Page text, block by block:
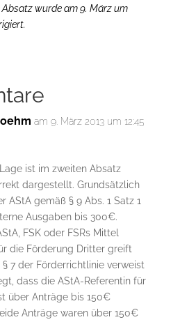
wurde am 9. März um
am 9. März 2013 um 12:45
ist im zweiten Absatz
dargestellt. Grundsätzlich
AStA gemäß § 9 Abs. 1 Satz 1
Ausgaben bis 300€.
FSK oder FSRs Mittel
die Förderung Dritter greift
7 der Förderrichtlinie verweist
dass die AStA-Referentin für
über Anträge bis 150€
Anträge waren über 150€